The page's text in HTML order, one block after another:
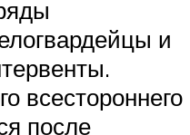
и
всестороннего
после